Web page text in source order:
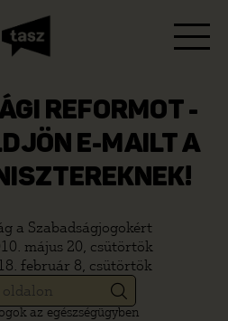
REFORMOT -
E-MAILT A
a Szabadságjogokért
május 20, csütörtök
február 8, csütörtök
az egészségügyben